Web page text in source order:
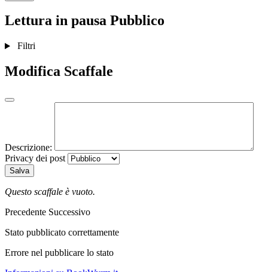
Lettura in pausa Pubblico
Filtri
Modifica Scaffale
Descrizione:
Privacy dei post
Salva
Questo scaffale è vuoto.
Precedente Successivo
Stato pubblicato correttamente
Errore nel pubblicare lo stato